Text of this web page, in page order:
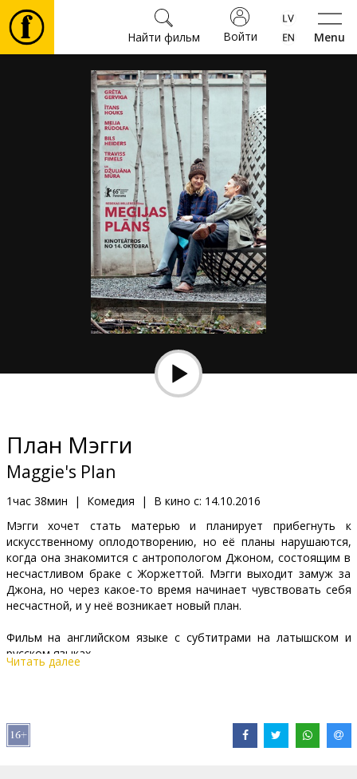
Menu
Войти
Найти фильм
Фильмы
Культура
Мероприятия
Новости
Подарки
Клуб
План Мэгги
Maggie's Plan
1час 38мин | Комедия | В кино с: 14.10.2016
Мэгги хочет стать матерью и планирует прибегнуть к
искусственному оплодотворению, но её планы нарушаются,
когда она знакомится с антропологом Джоном, состоящим в
несчастливом браке с Жоржеттой. Мэгги выходит замуж за
Джона, но через какое-то время начинает чувствовать себя
несчастной, и у неё возникает новый план.
Фильм на английском языке с субтитрами на латышском и
русском языках.
Pежиссер :
В ролях:
Bill Hader ,Maya Rudolph
Читать далее